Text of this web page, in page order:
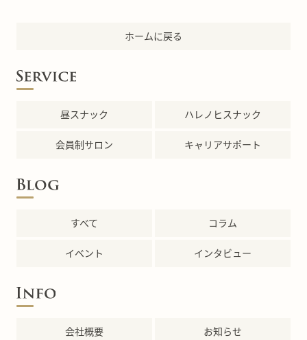
ホームに戻る
昼スナック ハレノヒスナック
会員制サロン キャリアサポート
すべて コラム
イベント インタビュー
会社概要 お知らせ